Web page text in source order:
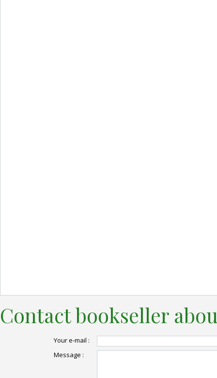
Contact bookseller
Your e-mail :
Message :